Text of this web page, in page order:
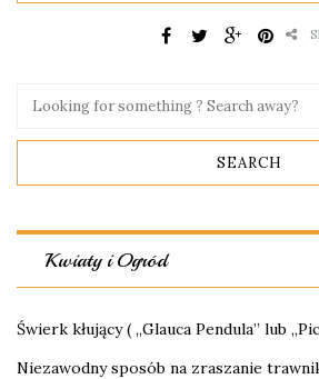
Kwiaty i Ogród
Świerk kłujący ( „Glauca Pendula” lub
Niezawodny sposób na zraszanie